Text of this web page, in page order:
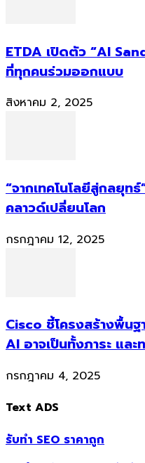
ETDA เปิดตัว “AI
ที่ทุกคนร่วมออกแบบ
สิงหาคม 2, 2025
“จากเทคโนโลยีสู่กลยุ
คลาวด์เปลี่ยนโลก
กรกฎาคม 12, 2025
Cisco ชี้โครงสร้างพื้น
AI อาจเป็นทั้งภาระ และ
กรกฎาคม 4, 2025
Text ADS
รับทำ SEO ราคาถูก